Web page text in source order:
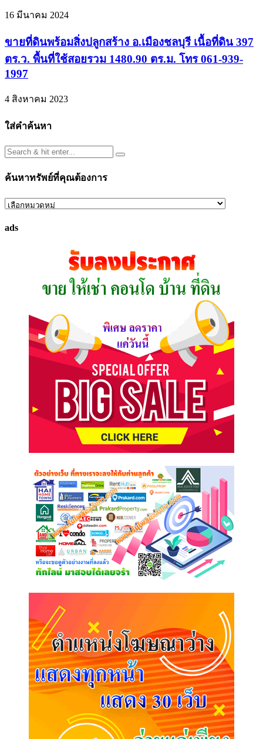
16 มีนาคม 2024
ขายที่ดินพร้อมสิ่งปลูกสร้าง อ.เมืองชลบุรี เนื้อที่ดิน 397
ตร.ว. พื้นที่ใช้สอยรวม 1480.90 ตร.ม. โทร 061-939-
1997
4 สิงหาคม 2023
ใส่คำค้นหา
ค้นหาทรัพย์ที่คุณต้องการ
ค้นหา
ที่
ads